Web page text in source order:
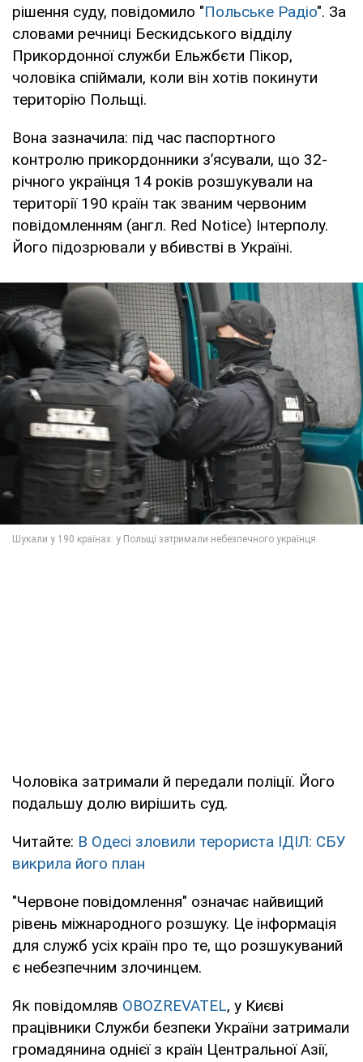
рішення суду, повідомило "Польське Радіо". За
словами речниці Бескидського відділу
Прикордонної служби Ельжбєти Пікор,
чоловіка спіймали, коли він хотів покинути
територію Польщі.
Вона зазначила: під час паспортного
контролю прикордонники з’ясували, що 32-
річного українця 14 років розшукували на
території 190 країн так званим червоним
повідомленням (англ. Red Notice) Інтерполу.
Його підозрювали у вбивстві в Україні.
Чоловіка затримали й передали поліції. Його
подальшу долю вирішить суд.
Читайте: В Одесі зловили терориста ІДІЛ: СБУ
викрила його план
"Червоне повідомлення" означає найвищий
рівень міжнародного розшуку. Це інформація
для служб усіх країн про те, що розшукуваний
є небезпечним злочинцем.
Як повідомляв OBOZREVATEL, у Києві
працівники Служби безпеки України затримали
громадянина однієї з країн Центральної Азії,